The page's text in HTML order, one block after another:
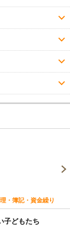
・簿記・資金繰り
子どもたち